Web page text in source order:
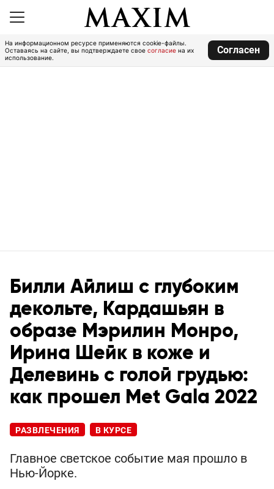
На информационном ресурсе применяются cookie-файлы.
Оставаясь на сайте, вы подтверждаете свое согласие на их
использование.
Согласен
Билли Айлиш с глубоким
декольте, Кардашьян в
образе Мэрилин Монро,
Ирина Шейк в коже и
Делевинь с голой грудью:
как прошел Met Gala 2022
РАЗВЛЕЧЕНИЯ В КУРСЕ
Главное светское событие мая прошло в
Нью-Йорке.